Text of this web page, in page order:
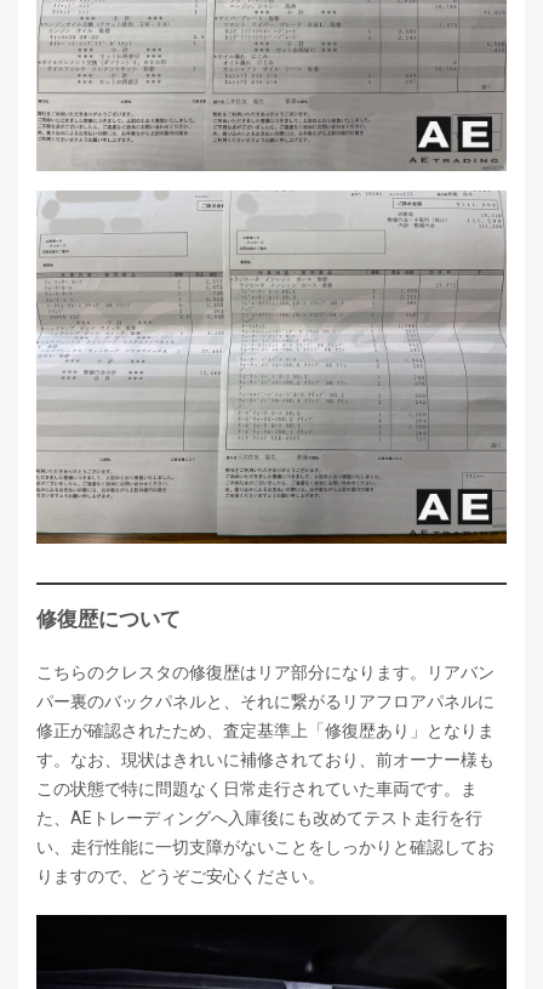
修復歴について
こちらのクレスタの修復歴はリア部分になります。リアバン
パー裏のバックパネルと、それに繋がるリアフロアパネルに
修正が確認されたため、査定基準上「修復歴あり」となりま
す。なお、現状はきれいに補修されており、前オーナー様も
この状態で特に問題なく日常走行されていた車両です。ま
た、AEトレーディングへ入庫後にも改めてテスト走行を行
い、走行性能に一切支障がないことをしっかりと確認してお
りますので、どうぞご安心ください。